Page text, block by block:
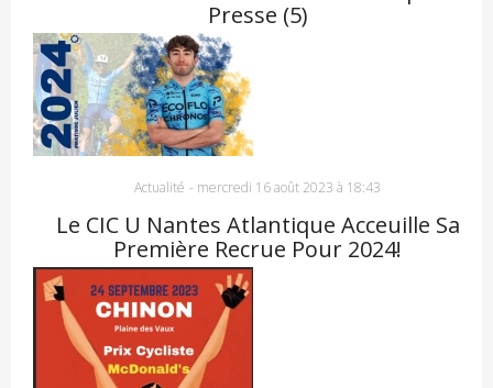
Presse (5)
Actualité - mercredi 16 août 2023 à 18:43
Le CIC U Nantes Atlantique Acceuille Sa
Première Recrue Pour 2024!